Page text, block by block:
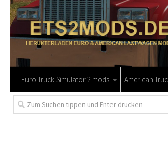
Euro Truck Simulator 2 mods American